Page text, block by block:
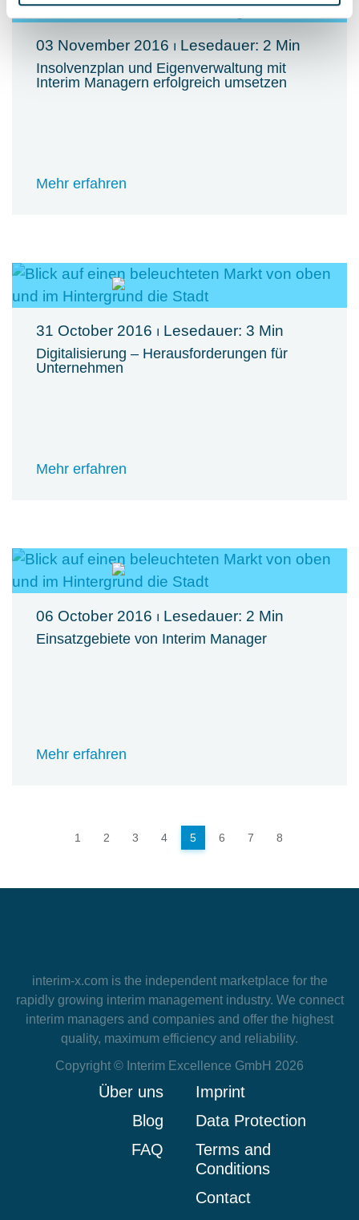
03 November 2016 ⏐ Lesedauer: 2 Min
Insolvenzplan und Eigenverwaltung mit
Interim Managern erfolgreich umsetzen
Mehr erfahren
31 October 2016 ⏐ Lesedauer: 3 Min
Digitalisierung – Herausforderungen für
Unternehmen
Mehr erfahren
06 October 2016 ⏐ Lesedauer: 2 Min
Einsatzgebiete von Interim Manager
Mehr erfahren
1 2 3 4 5 6 7 8
interim-x.comis the independent marketplace for the
rapidly growing interim management industry. We connect
interim managers and companies and offer the highest
quality, maximum efficiency and reliability.
Copyright © Interim Excellence GmbH 2026
Über uns
Blog
FAQ
Imprint
Data Protection
Terms and
Conditions
Contact